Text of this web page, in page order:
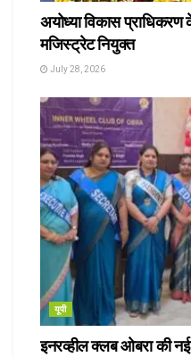
अयोध्या विकास
मजिस्ट्रेट नियुक्त
July 28, 2026
यूपी
इनरव्हील क्लब ओबरा की नई